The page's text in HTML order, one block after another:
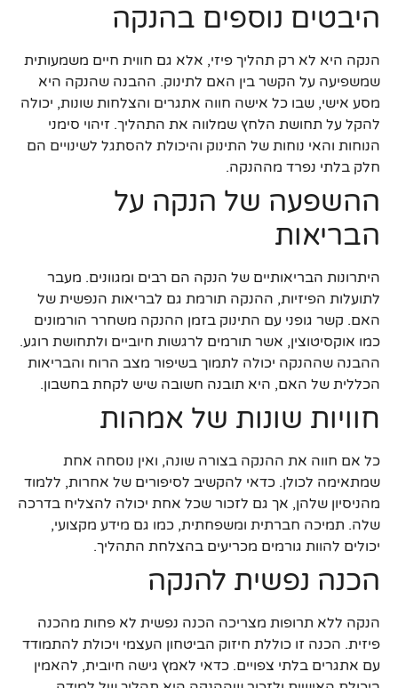
היבטים נוספים בהנקה
הנקה היא לא רק תהליך פיזי, אלא גם חווית חיים משמעותית
שמשפיעה על הקשר בין האם לתינוק. ההבנה שהנקה היא
מסע אישי, שבו כל אישה חווה אתגרים והצלחות שונות, יכולה
להקל על תחושת הלחץ שמלווה את התהליך. זיהוי סימני
הנוחות והאי נוחות של התינוק והיכולת להסתגל לשינויים הם
חלק בלתי נפרד מההנקה.
ההשפעה של הנקה על
הבריאות
היתרונות הבריאותיים של הנקה הם רבים ומגוונים. מעבר
לתועלות הפיזיות, ההנקה תורמת גם לבריאות הנפשית של
האם. קשר גופני עם התינוק בזמן ההנקה משחרר הורמונים
כמו אוקסיטוצין, אשר תורמים לרגשות חיוביים ולתחושת רוגע.
ההבנה שההנקה יכולה לתמוך בשיפור מצב הרוח והבריאות
הכללית של האם, היא תובנה חשובה שיש לקחת בחשבון.
חוויות שונות של אמהות
כל אם חווה את ההנקה בצורה שונה, ואין נוסחה אחת
שמתאימה לכולן. כדאי להקשיב לסיפורים של אחרות, ללמוד
מהניסיון שלהן, אך גם לזכור שכל אחת יכולה להצליח בדרכה
שלה. תמיכה חברתית ומשפחתית, כמו גם מידע מקצועי,
יכולים להוות גורמים מכריעים בהצלחת התהליך.
הכנה נפשית להנקה
הנקה ללא תרופות מצריכה הכנה נפשית לא פחות מהכנה
פיזית. הכנה זו כוללת חיזוק הביטחון העצמי ויכולת להתמודד
עם אתגרים בלתי צפויים. כדאי לאמץ גישה חיובית, להאמין